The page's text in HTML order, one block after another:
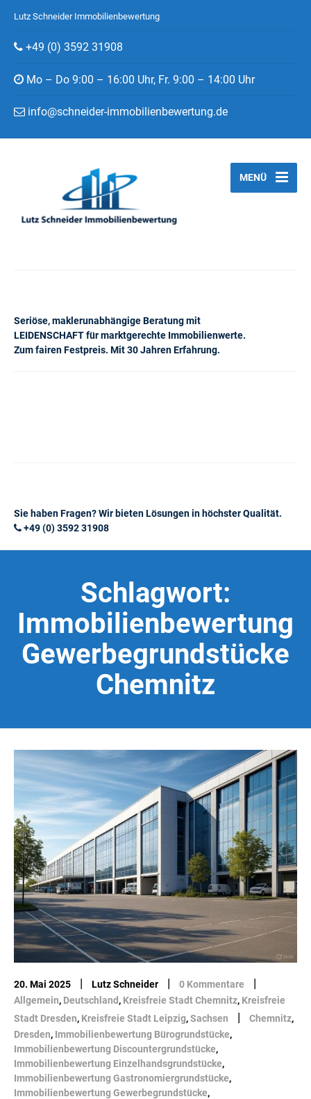
Lutz Schneider Immobilienbewertung
+49 (0) 3592 31908
Mo – Do 9:00 – 16:00 Uhr, Fr. 9:00 – 14:00 Uhr
info@schneider-immobilienbewertung.de
Seriöse, maklerunabhängige Beratung mit
LEIDENSCHAFT für marktgerechte Immobilienwerte.
Zum fairen Festpreis. Mit 30 Jahren Erfahrung.
MENÜ
Sie haben Fragen? Wir bieten Lösungen in höchster Qualität.
+49 (0) 3592 31908
Schlagwort:
Immobilienbewertung
Gewerbegrundstücke
Chemnitz
20. Mai 2025 | Lutz Schneider | 0 Kommentare |
Allgemein, Deutschland , Kreisfreie Stadt Chemnitz, Kreisfreie
Stadt Dresden, Kreisfreie Stadt Leipzig,Sachsen | Chemnitz,
Dresden, Immobilienbewertung Bürogrundstücke,
Immobilienbewertung Discountergrundstücke,
Immobilienbewertung Einzelhandsgrundstücke,
Immobilienbewertung Gastronomiergrundstücke,
Immobilienbewertung Gewerbegrundstücke,